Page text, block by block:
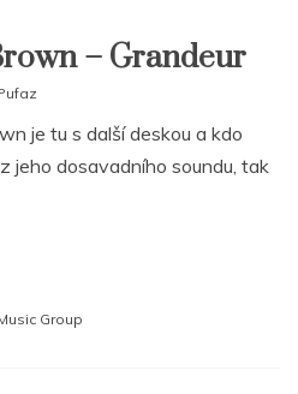
– Grandeur
je tu s další deskou a kdo
jeho dosavadního soundu, tak
Group